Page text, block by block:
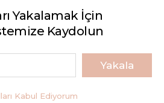
Yakalamak İçin
Kaydolun
Yakala
Kabul Ediyorum